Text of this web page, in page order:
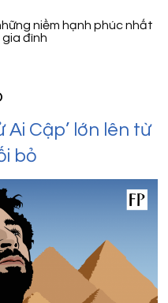
niềm hạnh phúc nhất
đình
Ai Cập’ lớn lên từ
bỏ